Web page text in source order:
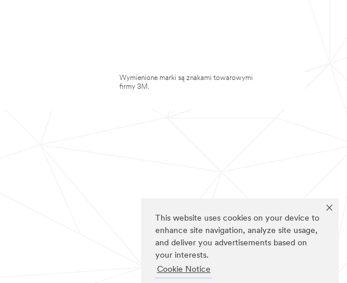
This website uses cookies on your device to
enhance site navigation, analyze site usage,
and deliver you advertisements based on
your interests.
Cookie Notice
Wymienione marki są znakami towarowymi
firmy 3M.